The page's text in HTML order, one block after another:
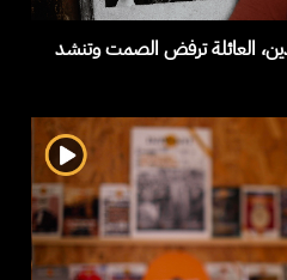
العائلة ترفض الصمت وتنشد